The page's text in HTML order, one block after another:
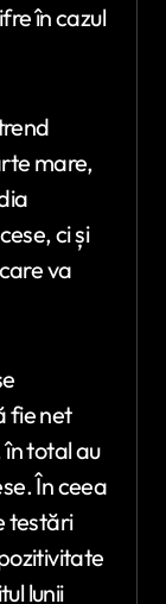
în cazul
mare,
ci și
va
fie net
în total au
În ceea
testări
lunii